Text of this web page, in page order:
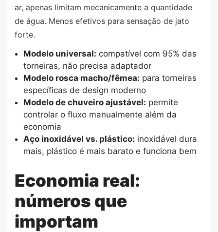
ar, apenas limitam mecanicamente a quantidade
de água. Menos efetivos para sensação de jato
forte.
Modelo universal: compatível com 95% das
torneiras, não precisa adaptador
Modelo rosca macho/fêmea: para torneiras
específicas de design moderno
Modelo de chuveiro ajustável: permite
controlar o fluxo manualmente além da
economia
Aço inoxidável vs. plástico: inoxidável dura
mais, plástico é mais barato e funciona bem
Economia real:
números que
importam